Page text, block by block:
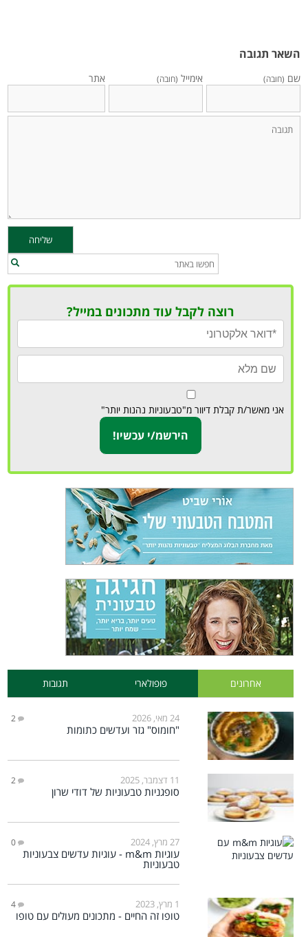
השאר תגובה
שם (חובה) אימייל (חובה) אתר
רוצה לקבל עוד מתכונים במייל?
אני מאשר/ת קבלת דיוור מ"טבעוניות נהנות יותר"
אחרונים פופולארי תגובות
24 מאי, 2026 2
"חומוס" גזר ועדשים כתומות
11 דצמבר, 2025 2
סופגניות טבעוניות של דודי שרון
27 מרץ, 2024 0
עוגיות m&m - עוגיות עדשים צבעוניות
טבעוניות
1 מרץ, 2023 4
טופו זה החיים - מתכונים מעולים עם טופו